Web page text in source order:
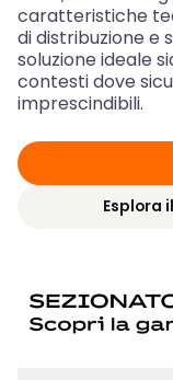
caratteristiche
di distribuzione e
soluzione ideale
contesti dove
imprescindibili.
Esplora